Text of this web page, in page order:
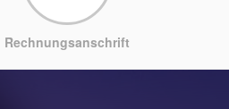
Rechnungsanschrift